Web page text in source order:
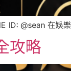
ID: @sean 在娛
攻略